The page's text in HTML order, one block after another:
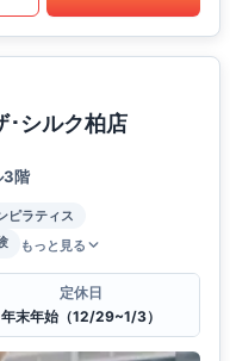
･シルク柏店
3階
ピラティス
もっと見る
定休日
年末年始（12/29~1/3）